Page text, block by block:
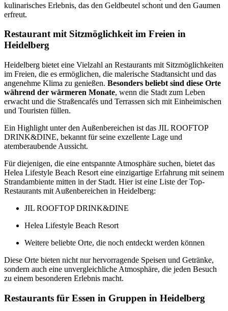
kulinarisches Erlebnis, das den Geldbeutel schont und den Gaumen
erfreut.
Restaurant mit Sitzmöglichkeit im Freien in
Heidelberg
Heidelberg bietet eine Vielzahl an Restaurants mit Sitzmöglichkeiten
im Freien, die es ermöglichen, die malerische Stadtansicht und das
angenehme Klima zu genießen. Besonders beliebt sind diese Orte
während der wärmeren Monate, wenn die Stadt zum Leben
erwacht und die Straßencafés und Terrassen sich mit Einheimischen
und Touristen füllen.
Ein Highlight unter den Außenbereichen ist das JIL ROOFTOP
DRINK&DINE, bekannt für seine exzellente Lage und
atemberaubende Aussicht.
Für diejenigen, die eine entspannte Atmosphäre suchen, bietet das
Helea Lifestyle Beach Resort eine einzigartige Erfahrung mit seinem
Strandambiente mitten in der Stadt. Hier ist eine Liste der Top-
Restaurants mit Außenbereichen in Heidelberg:
JIL ROOFTOP DRINK&DINE
Helea Lifestyle Beach Resort
Weitere beliebte Orte, die noch entdeckt werden können
Diese Orte bieten nicht nur hervorragende Speisen und Getränke,
sondern auch eine unvergleichliche Atmosphäre, die jeden Besuch
zu einem besonderen Erlebnis macht.
Restaurants für Essen in Gruppen in Heidelberg